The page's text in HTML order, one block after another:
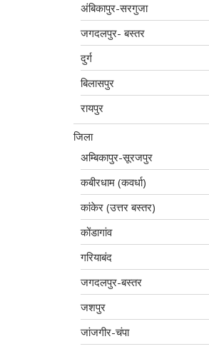
अंबिकापुर-सरगुजा
जगदलपुर- बस्तर
दुर्ग
बिलासपुर
रायपुर
जिला
अम्बिकापुर-सूरजपुर
कबीरधाम (कवर्धा)
कांकेर (उत्तर बस्तर)
कोंडागांव
गरियाबंद
जगदलपुर-बस्तर
जशपुर
जांजगीर-चंपा